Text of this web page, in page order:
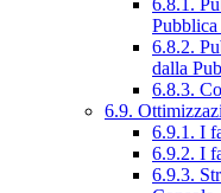
6.8.2.
dalla
6.8.3.
6.9.
6.9.1. I
6.9.2. I
6.9.3.